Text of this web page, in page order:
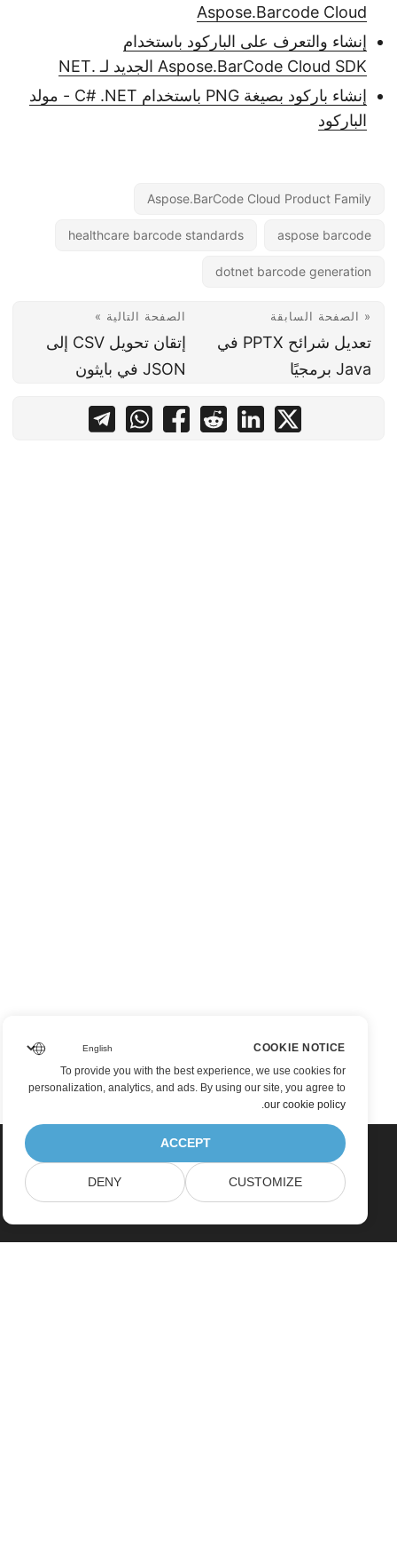
Aspose.Barcode Cloud
إنشاء والتعرف على الباركود باستخدام
Aspose.BarCode Cloud SDK الجديد لـ .NET
إنشاء باركود بصيغة PNG باستخدام C# .NET - مولد
الباركود
Aspose.BarCode Cloud Product Family
aspose barcode
healthcare barcode standards
dotnet barcode generation
« الصفحة السابقة
تعديل شرائح PPTX في
Java برمجيًا
الصفحة التالية »
إتقان تحويل CSV إلى
JSON في بايثون
COOKIE NOTICE
To provide you with the best experience, we use cookies for
personalization, analytics, and ads. By using our site, you agree to
our cookie policy
.
ACCEPT
CUSTOMIZE
DENY